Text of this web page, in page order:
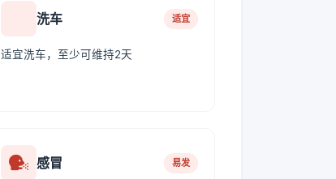
洗车 适宜
适宜洗车，至少可维持2天
感冒 易发